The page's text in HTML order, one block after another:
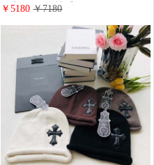
日常 ツバ 女性愛用 コットン ロゴ
ャップ スポーツ アウトドア
￥5180￥7180